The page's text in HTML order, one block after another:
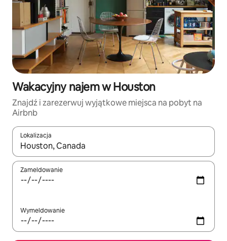
Wakacyjny najem w Houston
Znajdź i zarezerwuj wyjątkowe miejsca na pobyt na
Airbnb
Lokalizacja
Gdy wyniki będą dostępne, możesz poruszać się po nich za
Zameldowanie
Wymeldowanie